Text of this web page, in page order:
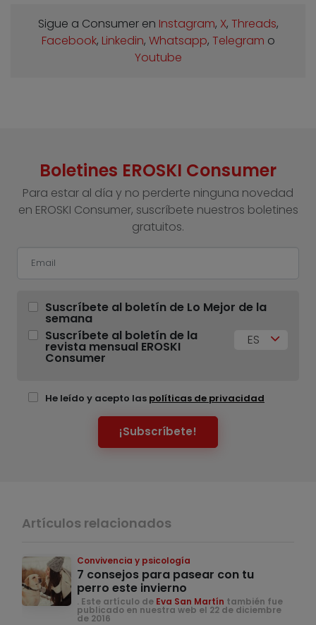
Sigue a Consumer en Instagram, X, Threads,
Facebook, Linkedin, Whatsapp, Telegram o
Youtube
Boletines EROSKI Consumer
Para estar al día y no perderte ninguna novedad
en EROSKI Consumer, suscríbete nuestros boletines
gratuitos.
Suscríbete al boletín de Lo Mejor de la
semana
Suscríbete al boletín de la
revista mensual EROSKI
Consumer
ES
He leído y acepto las políticas de privacidad
¡Subscríbete!
Artículos relacionados
Convivencia y psicología
7 consejos para pasear con tu
perro este invierno
. Este artículo de Eva San Martín también fue
publicado en nuestra web el 22 de diciembre
de 2016